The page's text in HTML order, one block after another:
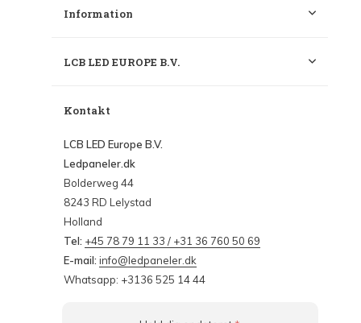
Information
LCB LED EUROPE B.V.
Kontakt
LCB LED Europe B.V.
Ledpaneler.dk
Bolderweg 44
8243 RD Lelystad
Holland
Tel: +45 78 79 11 33 / +31 36 760 50 69
E-mail: info@ledpaneler.dk
Whatsapp: +3136 525 14 44